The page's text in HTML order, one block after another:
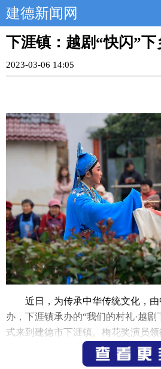
建德新闻网
下涯镇：越剧“快闪”
2023-03-06 14:05
近日，为传承中华传统文化，
办，下涯镇承办的“我们的村礼·越剧
式来到建德市下涯镇。梅花奖演员
进丰和村、施家埠村、马目村，在
游客带来了《十八相送》《葬花》精